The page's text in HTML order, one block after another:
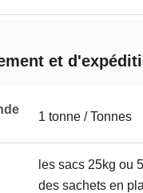
et
1 tonne / Tonnes
les sacs 25kg ou
des sachets en